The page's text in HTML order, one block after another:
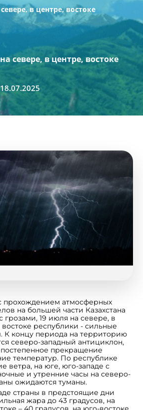
в центре, востоке
севере, в центре, востоке
прохождением атмосферных
на большей части Казахстана
19 июля на севере, в
республики - сильные
К концу периода на территорию
северо-западный антициклон,
прекращение
температур. По республике
ветра, на юге, юго-западе с
и утренние часы на северо-
ожидаются туманы.
страны в предстоящие дни
жара до 43 градусов, на